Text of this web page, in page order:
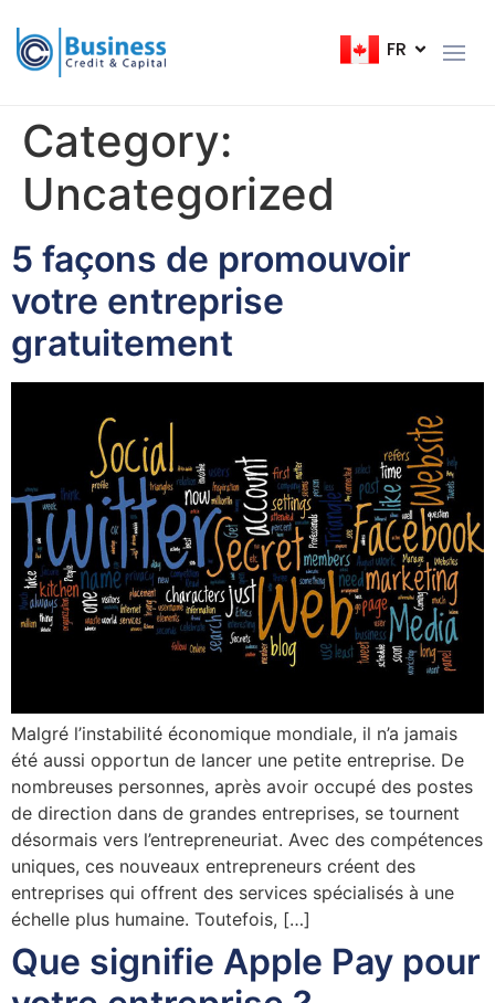
FR
EN
Category:
Uncategorized
5 façons de promouvoir
votre entreprise
gratuitement
Malgré l’instabilité économique mondiale, il n’a jamais
été aussi opportun de lancer une petite entreprise. De
nombreuses personnes, après avoir occupé des postes
de direction dans de grandes entreprises, se tournent
désormais vers l’entrepreneuriat. Avec des compétences
uniques, ces nouveaux entrepreneurs créent des
entreprises qui offrent des services spécialisés à une
échelle plus humaine. Toutefois, […]
Que signifie Apple Pay pour